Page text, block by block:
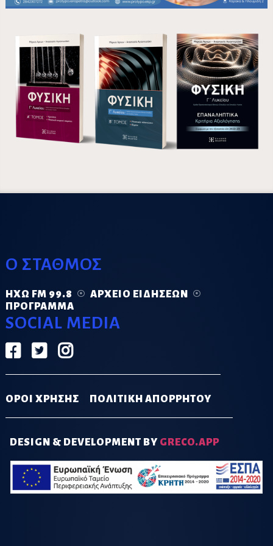
Ο ΣΤΑΘΜΟΣ
ΗΧΏ FM 99.8
ΑΡΧΕΊΟ ΕΙΔΉΣΕΩΝ
ΠΡΌΓΡΑΜΜΑ
SOCIAL MEDIA
ΟΡΟΙ ΧΡΗΣΗΣ ΠΟΛΙΤΙΚΗ ΑΠΟΡΡΗΤΟΥ
DESIGN & DEVELOPMENT BY GRECO.APP